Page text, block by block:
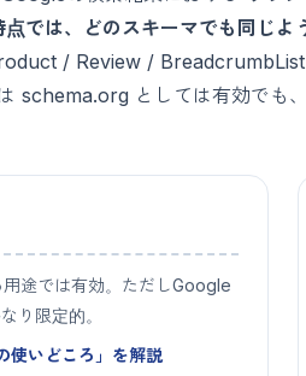
では、どのスキーマでも同じよ
/ Review / BreadcrumbList
schema.org としては有効でも
途では有効。ただしGoogle
り限定的。
いどころ」を解説